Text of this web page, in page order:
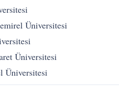
Üniversitesi
Üniversitesi
Üniversitesi